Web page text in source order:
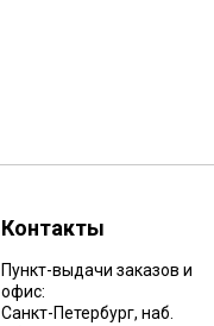
Контакты
Пункт-выдачи заказов и
офис:
Санкт-Петербург, наб.